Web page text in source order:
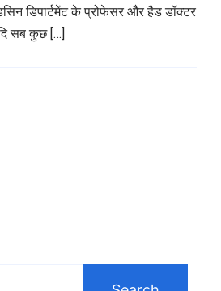
ठीक
डिपार्टमेंट के प्रोफेसर और हैड डॉक्‍टर
सब कुछ […]